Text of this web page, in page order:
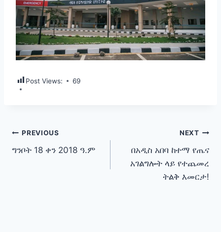
Post Views: 69
Post
navigation
PREVIOUS
ግንቦት 18 ቀን 2018 ዓ.ም
NEXT
በአዲስ አበባ ከተማ የጤና
አገልግሎት ላይ የተጨመረ
ትልቅ እመርታ!